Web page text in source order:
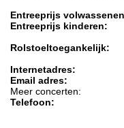
Entreeprijs
Entreeprijs kinderen:
Rolstoeltoegankelijk:
Internetadres:
Email adres:
Meer concerten:
Telefoon: